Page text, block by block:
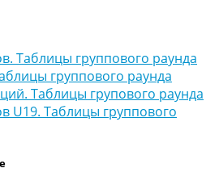
Таблицы группового раунда
группового раунда
Таблицы групового раунда
U19. Таблицы группового